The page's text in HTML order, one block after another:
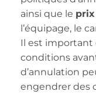
ainsi que le prix
l’équipage, le
Il est
conditions
d’annulation
engendrer des